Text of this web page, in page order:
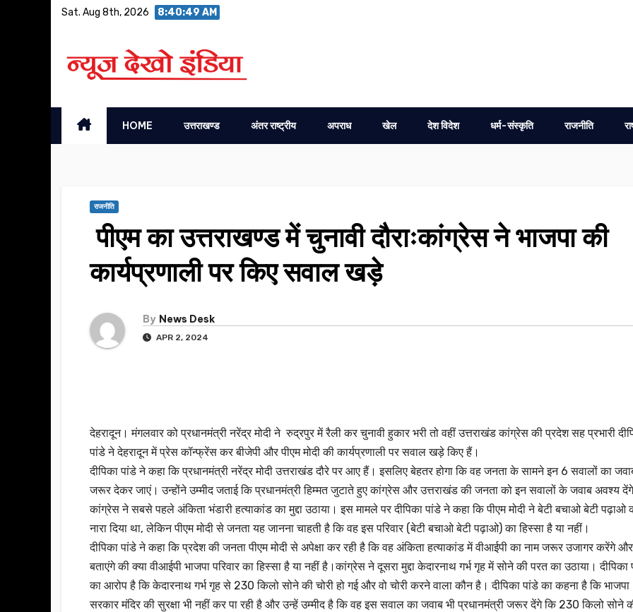
Sat. Aug 8th, 2026 8:40:50 AM
HOME उत्तराखण्ड अंतर राष्ट्रीय अपराध खेल देश विदेश धर्म-संस्कृति राजनीति
राजनीति
पीएम का उत्तराखण्ड में चुनावी दौराःकांग्रेस ने भाजपा की
कार्यप्रणाली पर किए सवाल खड़े
By News Desk
APR 2, 2024
देहरादून। मंगलवार को प्रधानमंत्री नरेंद्र मोदी ने रुद्रपुर में रैली कर चुनावी हुकार भरी तो वहीं उत्तराखंड कांग्रेस की प्रदेश सह प्रभारी
पांडे ने देहरादून में प्रेस कॉन्फ्रेंस कर बीजेपी और पीएम मोदी की कार्यप्रणाली पर सवाल खड़े किए हैं।
दीपिका पांडे ने कहा कि प्रधानमंत्री नरेंद्र मोदी उत्तराखंड दौरे पर आए हैं। इसलिए बेहतर होगा कि वह जनता के सामने इन 6 सवालों का
जरूर देकर जाएं। उन्होंने उम्मीद जताई कि प्रधानमंत्री हिम्मत जुटाते हुए कांग्रेस और उत्तराखंड की जनता को इन सवालों के जवाब अवश्य
कांग्रेस ने सबसे पहले अंकिता भंडारी हत्याकांड का मुद्दा उठाया। इस मामले पर दीपिका पांडे ने कहा कि पीएम मोदी ने बेटी बचाओ बेटी पढ़ाओ
नारा दिया था, लेकिन पीएम मोदी से जनता यह जानना चाहती है कि वह इस परिवार (बेटी बचाओ बेटी पढ़ाओ) का हिस्सा है या नहीं।
दीपिका पांडे ने कहा कि प्रदेश की जनता पीएम मोदी से अपेक्षा कर रही है कि वह अंकिता हत्याकांड में वीआईपी का नाम जरूर उजागर करेंगे और
बताएंगे की क्या वीआईपी भाजपा परिवार का हिस्सा है या नहीं है।कांग्रेस ने दूसरा मुद्दा केदारनाथ गर्भ गृह में सोने की परत का उठाया। दीपिका
का आरोप है कि केदारनाथ गर्भ गृह से 230 किलो सोने की चोरी हो गई और वो चोरी करने वाला कौन है। दीपिका पांडे का कहना है कि भाजपा
सरकार मंदिर की सुरक्षा भी नहीं कर पा रही है और उन्हें उम्मीद है कि वह इस सवाल का जवाब भी प्रधानमंत्री जरूर देंगे कि 230 किलो सोने